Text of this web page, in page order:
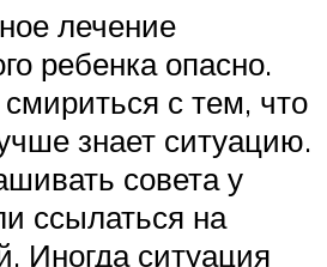
лечение
ребенка опасно.
с тем, что
знает ситуацию.
совета у
ссылаться на
Иногда ситуация